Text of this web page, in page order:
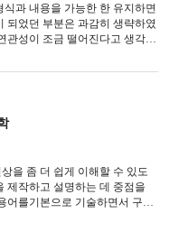
식과 내용을 가능한 한 유지하면
되었던 부분은 과감히 생략하였
관성이 조금 떨어진다고 생각되
몇 개를 보충하였고, 본문을
을 좀 더 쉽게 이해할 수 있도
제작하고 설명하는 데 중점을
어를기본으로 기술하면서 구용